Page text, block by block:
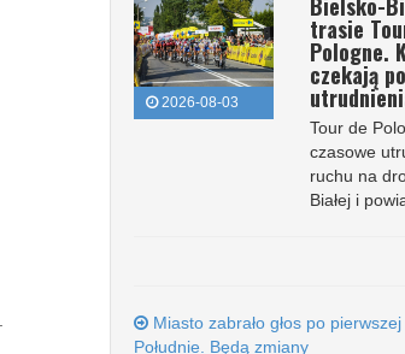
2026-08-03
trasie
Pologne.
czekają
Tour de
czasowe
ruchu na
Białej i
Miasto zabrało głos po
Południe. Będą zmiany